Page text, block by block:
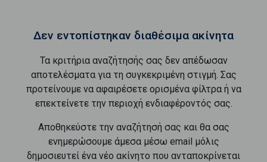
Δεν εντοπίστηκαν διαθέσιμα ακίνητα
Τα κριτήρια αναζήτησής σας δεν απέδωσαν
αποτελέσματα για τη συγκεκριμένη στιγμή. Σας
προτείνουμε να αφαιρέσετε ορισμένα φίλτρα ή να
επεκτείνετε την περιοχή ενδιαφέροντός σας.
Αποθηκεύστε την αναζήτησή σας και θα σας
ενημερώσουμε άμεσα μέσω email μόλις
δημοσιευτεί ένα νέο ακίνητο που ανταποκρίνεται